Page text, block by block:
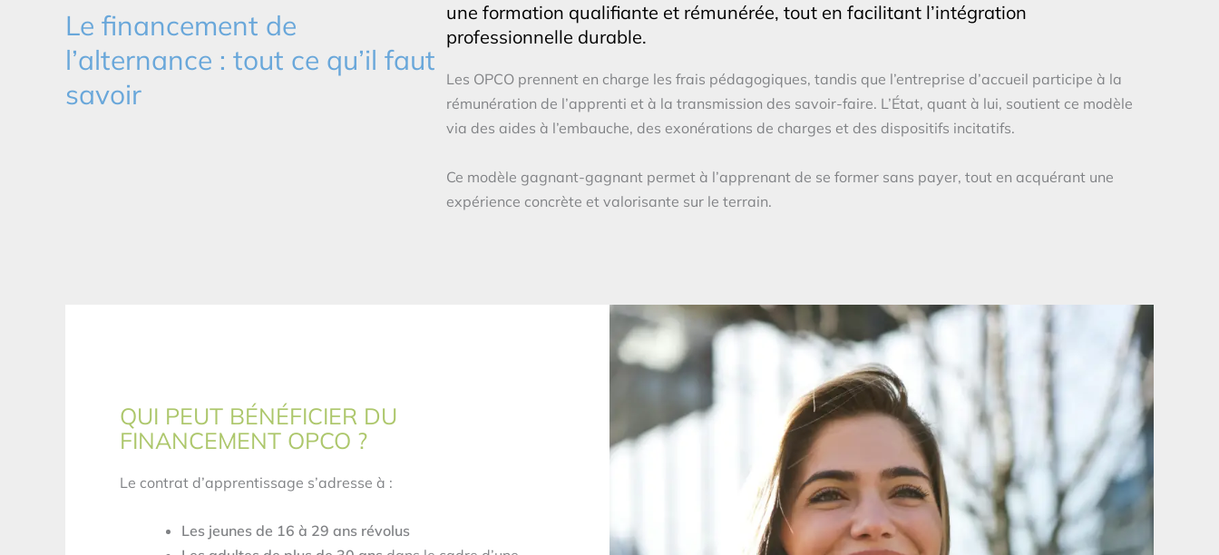
Le financement de
l’alternance : tout ce qu’il faut
savoir
une formation qualifiante et rémunérée, tout en facilitant l’intégration
professionnelle durable.
Les OPCO prennent en charge les frais pédagogiques, tandis que l’entreprise d’accueil participe à la
rémunération de l’apprenti et à la transmission des savoir-faire. L’État, quant à lui, soutient ce modèle
via des aides à l’embauche, des exonérations de charges et des dispositifs incitatifs.
Ce modèle gagnant-gagnant permet à l’apprenant de se former sans payer, tout en acquérant une
expérience concrète et valorisante sur le terrain.
QUI PEUT BÉNÉFICIER DU
FINANCEMENT OPCO ?
Le contrat d’apprentissage s’adresse à :
Les jeunes de 16 à 29 ans révolus